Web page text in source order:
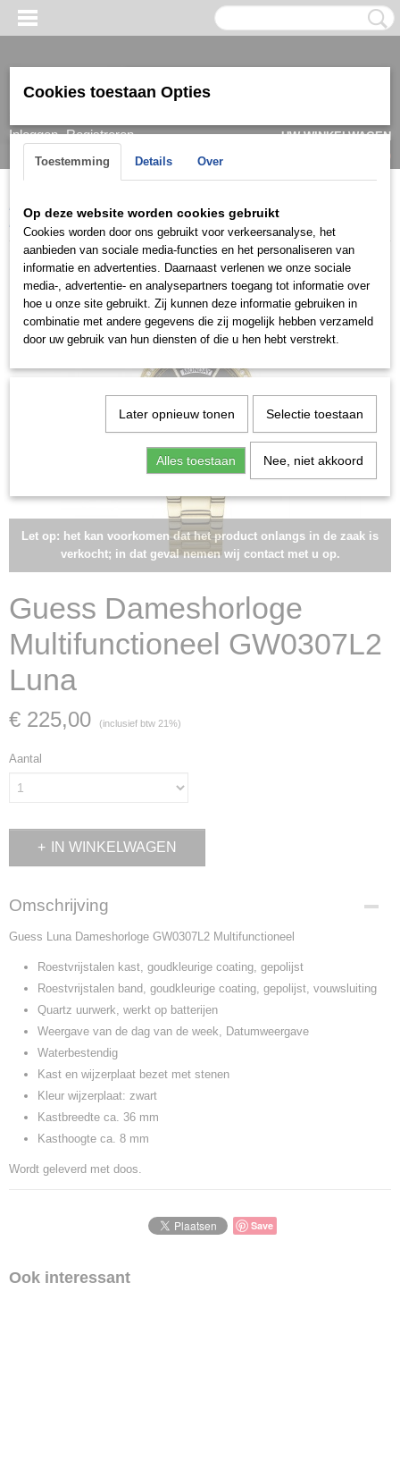
Inloggen Registreren
UW WINKELWAGEN
(0)
Home > Horloge > > Dames >
Guess Dameshorloge
Multifunctioneel GW0307L2 Luna
Let op: het kan voorkomen dat het product onlangs in de zaak is
verkocht; in dat geval nemen wij contact met u op.
Guess Dameshorloge
Multifunctioneel GW0307L2
Luna
€ 225,00 (inclusief btw 21%)
Aantal
IN WINKELWAGEN
Omschrijving
Guess Luna Dameshorloge GW0307L2 Multifunctioneel
Roestvrijstalen kast, goudkleurige coating, gepolijst
Roestvrijstalen band, goudkleurige coating, gepolijst, vouwsluiting
Quartz uurwerk, werkt op batterijen
Weergave van de dag van de week, Datumweergave
Waterbestendig
Kast en wijzerplaat bezet met stenen
Kleur wijzerplaat: zwart
Kastbreedte ca. 36 mm
Kasthoogte ca. 8 mm
Wordt geleverd met doos.
Save
Ook interessant
Cookies toestaan Opties
Toestemming Details Over
Op deze website worden cookies gebruikt
Cookies worden door ons gebruikt voor verkeersanalyse, het
aanbieden van sociale media-functies en het personaliseren van
informatie en advertenties. Daarnaast verlenen we onze sociale
media-, advertentie- en analysepartners toegang tot informatie over
hoe u onze site gebruikt. Zij kunnen deze informatie gebruiken in
combinatie met andere gegevens die zij mogelijk hebben verzameld
door uw gebruik van hun diensten of die u hen hebt verstrekt.
Later opnieuw tonen Selectie toestaan
Alles toestaan Nee, niet akkoord